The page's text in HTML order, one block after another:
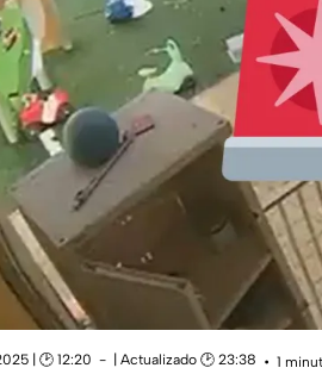
| 🕑 12:20 | Actualizado 🕑 23:38
1